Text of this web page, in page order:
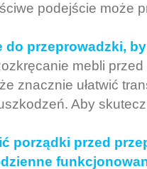
podejście może
do przeprowadzki,
mebli
znacznie ułatwić
Aby
porządki przed